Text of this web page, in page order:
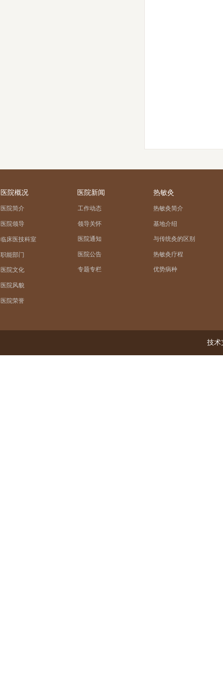
医院概况 医院新闻 热敏灸
工作动态
领导关怀
医院通知
医院公告
专题专栏
热敏灸简介
基地介绍
与传统灸的区别
热敏灸疗程
优势病种
医院简介
医院领导
临床医技科室
职能部门
医院文化
医院风貌
医院荣誉
技术